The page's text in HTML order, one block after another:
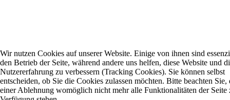
Wir nutzen Cookies auf unserer Website. Einige von ihnen sind
den Betrieb der Seite, während andere uns helfen, diese Website und
Nutzererfahrung zu verbessern (Tracking Cookies). Sie können selbst
entscheiden, ob Sie die Cookies zulassen möchten. Bitte beachten Sie,
einer Ablehnung womöglich nicht mehr alle Funktionalitäten der Seite